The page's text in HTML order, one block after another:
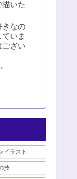
描いた
きなの
いま
ござい
イラスト
技